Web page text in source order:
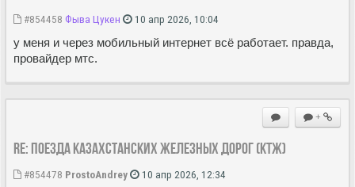
#854458 Фыва Цукен 10 апр 2026, 10:04
у меня и через мобильный интернет всё работает. правда,
провайдер мтс.
+
Re: Поезда Казахстанских железных дорог (КТЖ)
#854478 ProstoAndrey 10 апр 2026, 12:34